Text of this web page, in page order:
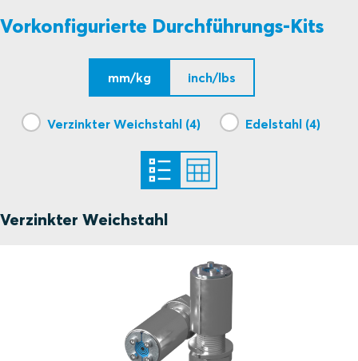
Vorkonfigurierte Durchführungs-Kits
mm/kg inch/lbs
Verzinkter Weichstahl (4) Edelstahl (4)
Verzinkter Weichstahl